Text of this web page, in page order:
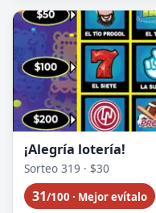
¡Alegría lotería!
Sorteo 319 · $30
31/100 · Mejor evítalo